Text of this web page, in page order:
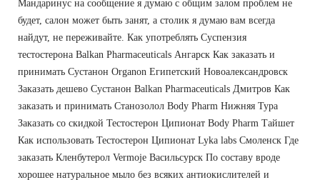
Мандаринус на сообщение я думаю с общим залом проблем не
будет, салон может быть занят, а столик я думаю вам всегда
найдут, не переживайте. Как употреблять Суспензия
тестостерона Balkan Pharmaceuticals Ангарск Как заказать и
принимать Сустанон Organon Египетский Новоалександровск
Заказать дешево Сустанон Balkan Pharmaceuticals Дмитров Как
заказать и принимать Станозолол Body Pharm Нижняя Тура
Заказать со скидкой Тестостерон Ципионат Body Pharm Тайшет
Как использовать Тестостерон Ципионат Lyka labs Смоленск Где
заказать Кленбутерол Vermoje Васильсурск По составу вроде
хорошее натуральное мыло без всяких антиокислителей и